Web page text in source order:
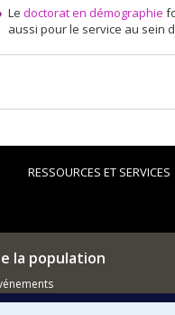
Le doctorat en démographie
aussi pour le service au sein
RESSOURCES ET SERVICES
la population